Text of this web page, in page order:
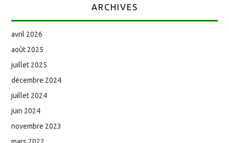
ARCHIVES
avril 2026
août 2025
juillet 2025
décembre 2024
juillet 2024
juin 2024
novembre 2023